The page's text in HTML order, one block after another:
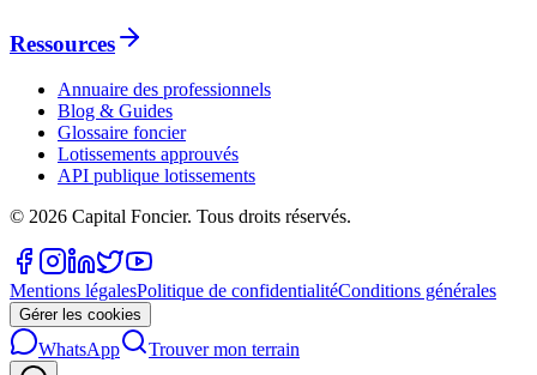
Ressources
Annuaire des professionnels
Blog & Guides
Glossaire foncier
Lotissements approuvés
API publique lotissements
© 2026 Capital Foncier. Tous droits réservés.
Mentions légalesPolitique de confidentialitéConditions générales
Gérer les cookies
WhatsApp Trouver mon terrain